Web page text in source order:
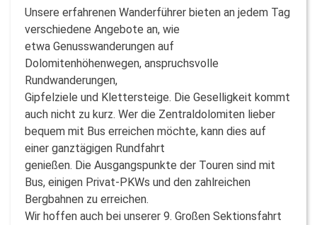
Unsere erfahrenen Wanderführer bieten an jedem Tag
verschiedene Angebote an, wie
etwa Genusswanderungen auf
Dolomitenhöhenwegen, anspruchsvolle
Rundwanderungen,
Gipfelziele und Klettersteige. Die Geselligkeit kommt
auch nicht zu kurz. Wer die Zentraldolomiten lieber
bequem mit Bus erreichen möchte, kann dies auf
einer ganztägigen Rundfahrt
genießen. Die Ausgangspunkte der Touren sind mit
Bus, einigen Privat-PKWs und den zahlreichen
Bergbahnen zu erreichen.
Wir hoffen auch bei unserer 9. Großen Sektionsfahrt